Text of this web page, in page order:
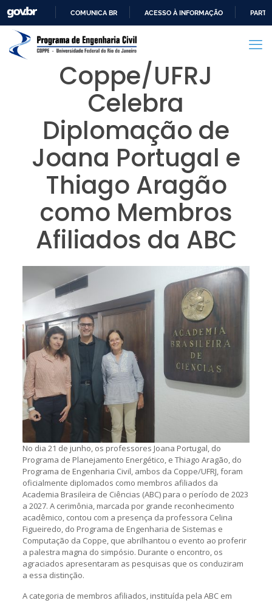
PARA
CONTEÚDO
COMUNICA BR ACESSO À INFORMAÇÃO
Coppe/UFRJ
Celebra
Diplomação de
Joana Portugal e
Thiago Aragão
como Membros
Afiliados da ABC
No dia 21 de junho, os professores Joana Portugal, do
Programa de Planejamento Energético, e Thiago Aragão, do
Programa de Engenharia Civil, ambos da Coppe/UFRJ, foram
oficialmente diplomados como membros afiliados da
Academia Brasileira de Ciências (ABC) para o período de 2023
a 2027. A cerimônia, marcada por grande reconhecimento
acadêmico, contou com a presença da professora Celina
Figueiredo, do Programa de Engenharia de Sistemas e
Computação da Coppe, que abrilhantou o evento ao proferir
a palestra magna do simpósio. Durante o encontro, os
agraciados apresentaram as pesquisas que os conduziram
a essa distinção.
A categoria de membros afiliados, instituída pela ABC em